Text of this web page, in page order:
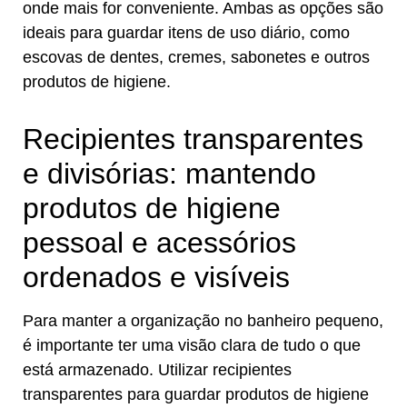
onde mais for conveniente. Ambas as opções são
ideais para guardar itens de uso diário, como
escovas de dentes, cremes, sabonetes e outros
produtos de higiene.
Recipientes transparentes
e divisórias: mantendo
produtos de higiene
pessoal e acessórios
ordenados e visíveis
Para manter a organização no banheiro pequeno,
é importante ter uma visão clara de tudo o que
está armazenado. Utilizar recipientes
transparentes para guardar produtos de higiene